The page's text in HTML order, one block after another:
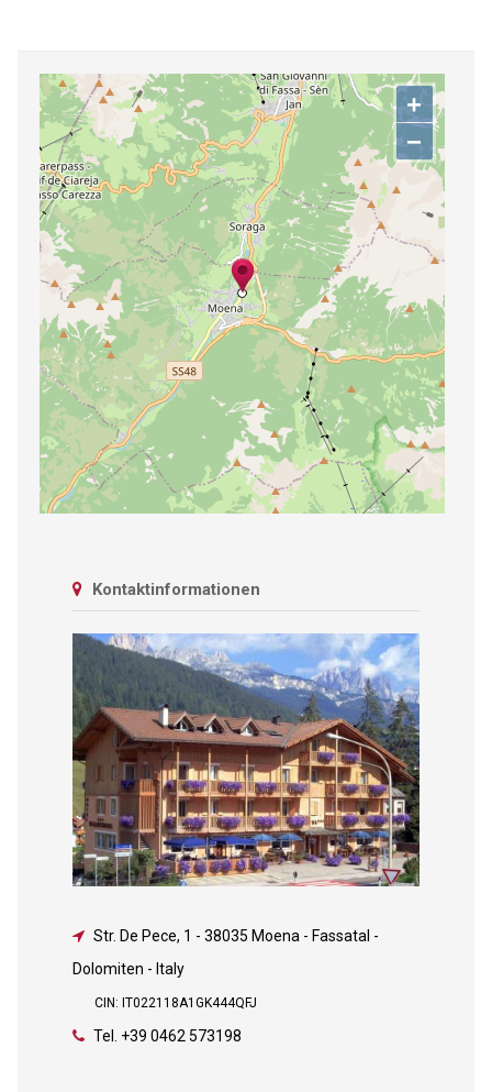
+
−
Kontaktinformationen
Str. De Pece, 1 - 38035 Moena - Fassatal -
Dolomiten - Italy
CIN: IT022118A1GK444QFJ
Tel. +39 0462 573198